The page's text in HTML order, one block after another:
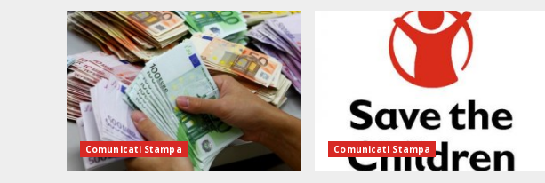
Comunicati Stampa Comunicati Stampa